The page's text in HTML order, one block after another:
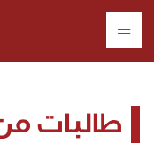
طالبات